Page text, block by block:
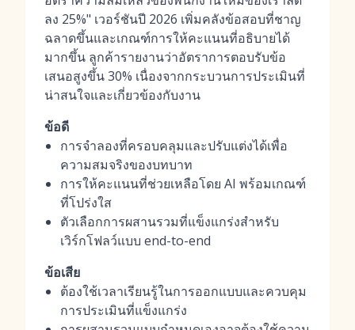
ลง 25%" เวอร์ชันปี 2026 เพิ่มคลังข้อสอบที่ชาญ
ฉลาดขึ้นและเกณฑ์การให้คะแนนที่อธิบายได้
มากขึ้น ลูกค้ารายงานว่าอัตราการตอบรับข้อ
เสนอสูงขึ้น 30% เนื่องจากกระบวนการประเมินที่
น่าสนใจและเกี่ยวข้องกับงาน
ข้อดี
การจำลองที่ครอบคลุมและปรับแต่งได้เพื่อ
ความสมจริงของบทบาท
การให้คะแนนที่ช่วยเหลือโดย AI พร้อมเกณฑ์
ที่โปร่งใส
ตัวเลือกการผสานรวมที่แข็งแกร่งสำหรับ
เวิร์กโฟลว์แบบ end-to-end
ข้อเสีย
ต้องใช้เวลาเรียนรู้ในการออกแบบและควบคุม
การประเมินที่แข็งแกร่ง